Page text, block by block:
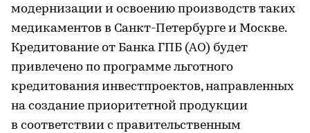
модернизации и освоению производств таких
медикаментов в Санкт-Петербурге и Москве.
Кредитование от Банка ГПБ (АО) будет
привлечено по программе льготного
кредитования инвестпроектов, направленных
на создание приоритетной продукции
в соответствии с правительственным